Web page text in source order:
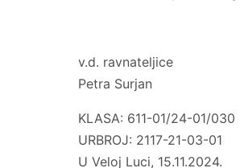
v.d. ravnateljice
Petra Surjan
KLASA: 611-01/24-01/030
URBROJ: 2117-21-03-01
U Veloj Luci, 15.11.2024.